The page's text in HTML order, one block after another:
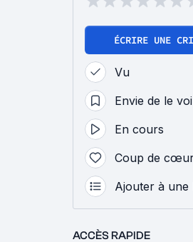
ÉCRIRE UNE
Vu
Envie de le
En cours
Coup de
Ajouter à une
ACCÈS RAPIDE